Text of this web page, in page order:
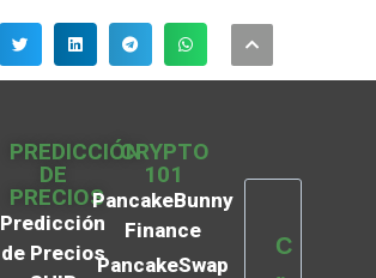
PREDICCIÓN
DE
PRECIOS
Predicción
de Precios
CRYPTO
101
PancakeBunny
Finance
PancakeSwap
C